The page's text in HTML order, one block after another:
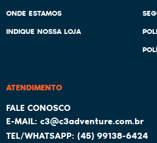
ONDE ESTAMOS
INDIQUE NOSSA LOJA
ATENDIMENTO
(45)99138-6424
c3@c3adventure.com.br